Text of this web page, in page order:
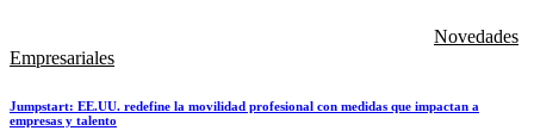
Novedades
Empresariales
Jumpstart: EE.UU. redefine la movilidad profesional con medidas que impactan a
empresas y talento